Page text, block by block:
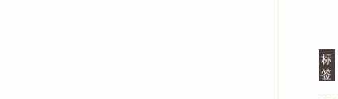
标
签